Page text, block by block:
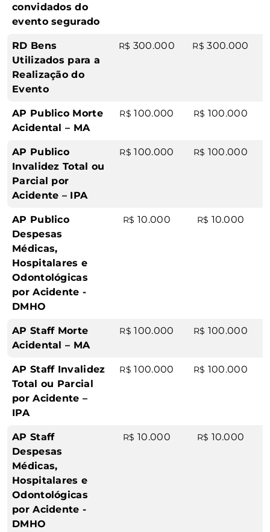
convidados do
evento segurado
RD Bens
Utilizados para a
Realização do
Evento
R$ 300.000 R$ 300.000
AP Publico Morte
Acidental – MA
R$ 100.000 R$ 100.000
AP Publico
Invalidez Total ou
Parcial por
Acidente – IPA
R$ 100.000 R$ 100.000
AP Publico
Despesas
Médicas,
Hospitalares e
Odontológicas
por Acidente -
DMHO
R$ 10.000 R$ 10.000
AP Staff Morte
Acidental – MA
R$ 100.000 R$ 100.000
AP Staff Invalidez
Total ou Parcial
por Acidente –
IPA
R$ 100.000 R$ 100.000
AP Staff
Despesas
Médicas,
Hospitalares e
Odontológicas
por Acidente -
DMHO
R$ 10.000 R$ 10.000